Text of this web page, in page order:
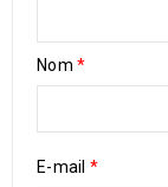
Nom *
E-mail *